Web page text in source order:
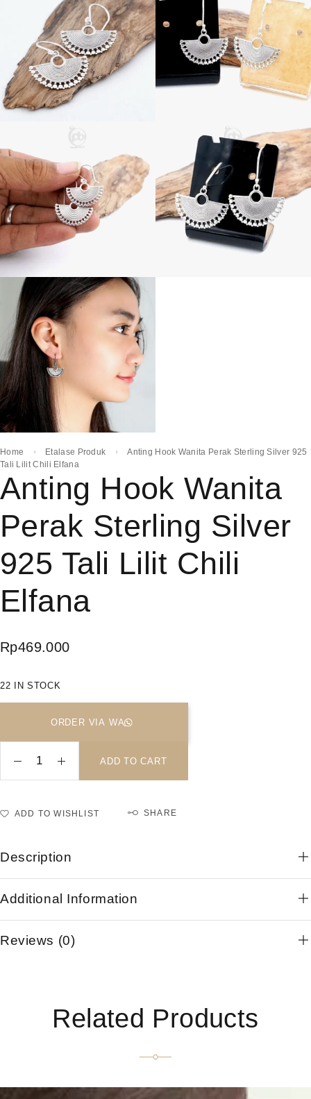
Home Etalase Produk
Anting Hook Wanita Perak Sterling Silver 925
Tali Lilit Chili Elfana
Anting Hook Wanita
Perak Sterling Silver
925 Tali Lilit Chili
Elfana
Rp469.000
22 IN STOCK
ORDER VIA WA
ADD TO CART
ADD TO WISHLIST SHARE
Description
Additional Information
Reviews (0)
Related Products